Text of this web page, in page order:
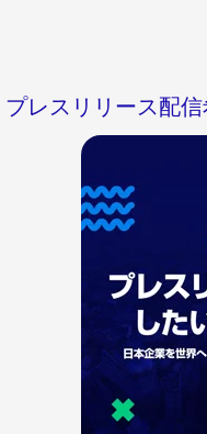
プレスリリース配信